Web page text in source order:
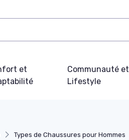
et
Communauté et
Lifestyle
Types de Chaussures pour Hommes